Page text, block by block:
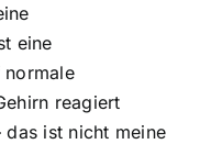
eine
normale
reagiert
ist nicht meine